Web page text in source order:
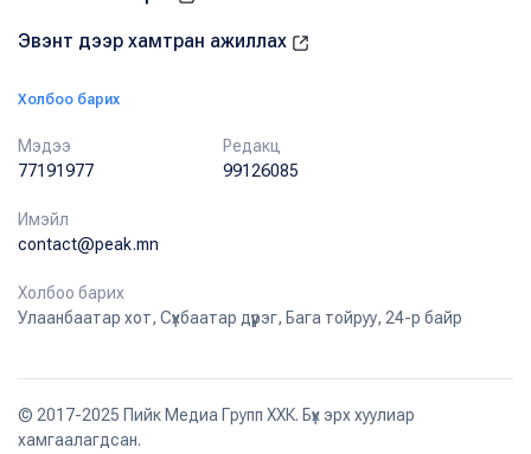
Эвэнт дээр хамтран ажиллах
Холбоо барих
Мэдээ
77191977
Редакц
99126085
Имэйл
contact@peak.mn
Холбоо барих
Улаанбаатар хот, Сүхбаатар дүүрэг, Бага тойруу, 24-р байр
© 2017-2025 Пийк Медиа Групп ХХК. Бүх эрх хуулиар
хамгаалагдсан.